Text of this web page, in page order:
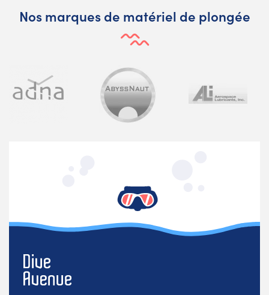
Nos marques de matériel de plongée